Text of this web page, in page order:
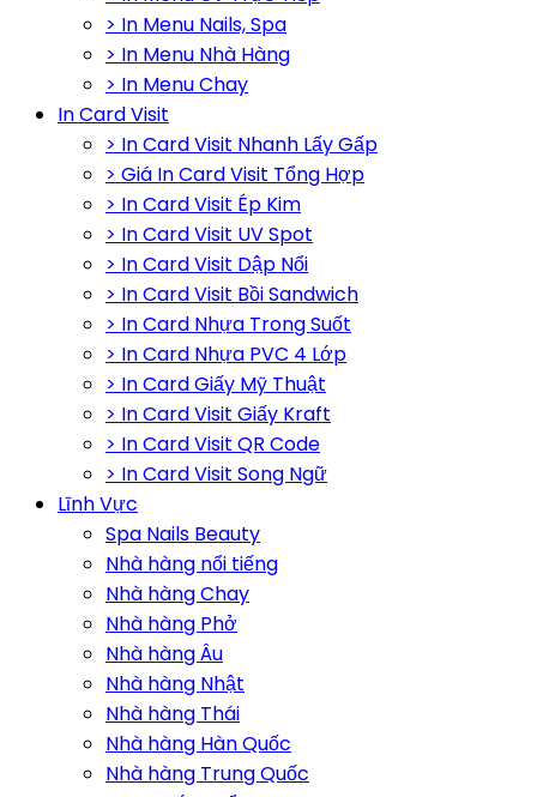
> In Menu Nails, Spa
> In Menu Nhà Hàng
> In Menu Chay
In Card Visit
> In Card Visit Nhanh Lấy Gấp
> Giá In Card Visit Tổng Hợp
> In Card Visit Ép Kim
> In Card Visit UV Spot
> In Card Visit Dập Nổi
> In Card Visit Bồi Sandwich
> In Card Nhựa Trong Suốt
> In Card Nhựa PVC 4 Lớp
> In Card Giấy Mỹ Thuật
> In Card Visit Giấy Kraft
> In Card Visit QR Code
> In Card Visit Song Ngữ
Lĩnh Vực
Spa Nails Beauty
Nhà hàng nổi tiếng
Nhà hàng Chay
Nhà hàng Phở
Nhà hàng Âu
Nhà hàng Nhật
Nhà hàng Thái
Nhà hàng Hàn Quốc
Nhà hàng Trung Quốc